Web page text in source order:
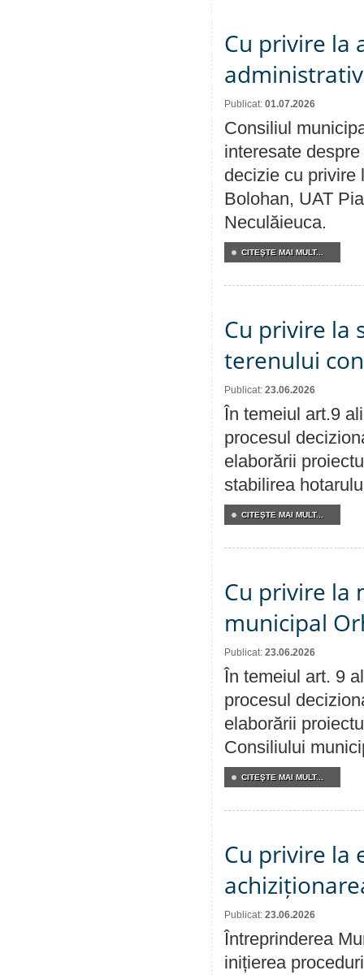
Cu privire la
Publicat: 01.07.2026
Consiliul
interesate
decizie cu privire
Bolohan, UAT
Neculăieuca.
CITEŞTE MAI MULT...
Cu privire la
terenului
Publicat: 23.06.2026
În temeiul art.9
procesul
elaborării
stabilirea
CITEŞTE MAI MULT...
Cu privire la
municipal
Publicat: 23.06.2026
În temeiul art. 9
procesul
elaborării
Consiliului
CITEŞTE MAI MULT...
Cu privire la
Publicat: 23.06.2026
Întreprinderea
inițierea